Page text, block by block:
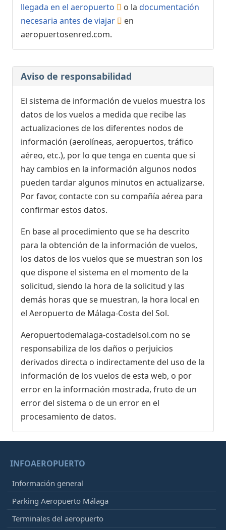
llegada en el aeropuerto
o la documentación
necesaria antes de viajar
en
aeropuertosenred.com.
Aviso de responsabilidad
El sistema de información de vuelos muestra los
datos de los vuelos a medida que recibe las
actualizaciones de los diferentes nodos de
información (aerolíneas, aeropuertos, tráfico
aéreo, etc.), por lo que tenga en cuenta que si
hay cambios en la información algunos nodos
pueden tardar algunos minutos en actualizarse.
Por favor, contacte con su compañía aérea para
confirmar estos datos.
En base al procedimiento que se ha descrito
para la obtención de la información de vuelos,
los datos de los vuelos que se muestran son los
que dispone el sistema en el momento de la
solicitud, siendo la hora de la solicitud y las
demás horas que se muestran, la hora local en
el Aeropuerto de Málaga-Costa del Sol.
Aeropuertodemalaga-costadelsol.com no se
responsabiliza de los daños o perjuicios
derivados directa o indirectamente del uso de la
información de los vuelos de esta web, o por
error en la información mostrada, fruto de un
error del sistema o de un error en el
procesamiento de datos.
INFOAEROPUERTO
Información general
Parking Aeropuerto Málaga
Terminales del aeropuerto